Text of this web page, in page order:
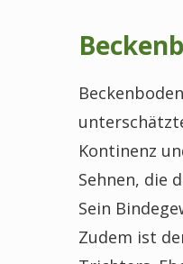
Kontinenz
Sehnen, die
Sein
Zudem ist